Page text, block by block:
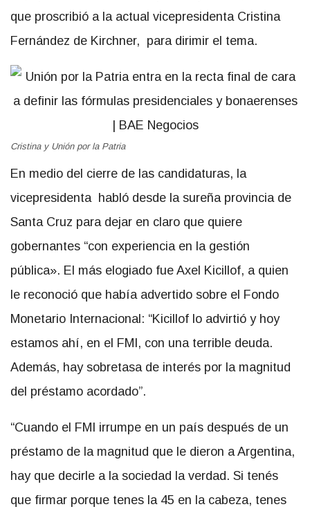
que proscribió a la actual vicepresidenta Cristina
Fernández de Kirchner, para dirimir el tema.
Cristina y Unión por la Patria
En medio del cierre de las candidaturas, la
vicepresidenta habló desde la sureña provincia de
Santa Cruz para dejar en claro que quiere
gobernantes “con experiencia en la gestión
pública». El más elogiado fue Axel Kicillof, a quien
le reconoció que había advertido sobre el Fondo
Monetario Internacional: “Kicillof lo advirtió y hoy
estamos ahí, en el FMI, con una terrible deuda.
Además, hay sobretasa de interés por la magnitud
del préstamo acordado”.
“Cuando el FMI irrumpe en un país después de un
préstamo de la magnitud que le dieron a Argentina,
hay que decirle a la sociedad la verdad. Si tenés
que firmar porque tenes la 45 en la cabeza, tenes